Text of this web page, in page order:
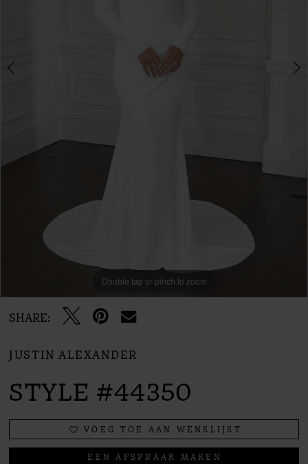
Double tap or pinch to zoom
Double tap or pinch to zoom
Double tap or pinch to zoom
SHARE:
JUSTIN ALEXANDER
STYLE #44350
VOEG TOE AAN WENSLIJST
EEN AFSPRAAK MAKEN